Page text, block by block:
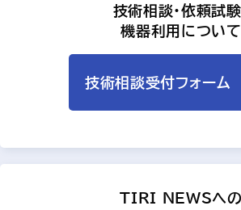
技術相談・依頼試験
機器利用について
技術相談受付フォーム
TIRI NEWSへの